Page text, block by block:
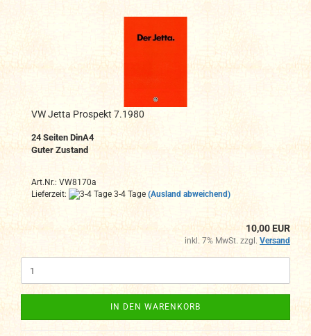
VW Jetta Prospekt 7.1980
24 Seiten DinA4
Guter Zustand
Art.Nr.: VW8170a
Lieferzeit:
3-4 Tage (Ausland abweichend)
10,00 EUR
inkl. 7% MwSt. zzgl. Versand
IN DEN WARENKORB